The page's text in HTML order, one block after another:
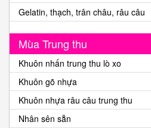
Gelatin, thạch, trân châu, râu câu
Mùa Trung thu
Khuôn nhấn trung thu lò xo
Khuôn gõ nhựa
Khuôn nhựa râu câu trung thu
Nhân sên sẵn